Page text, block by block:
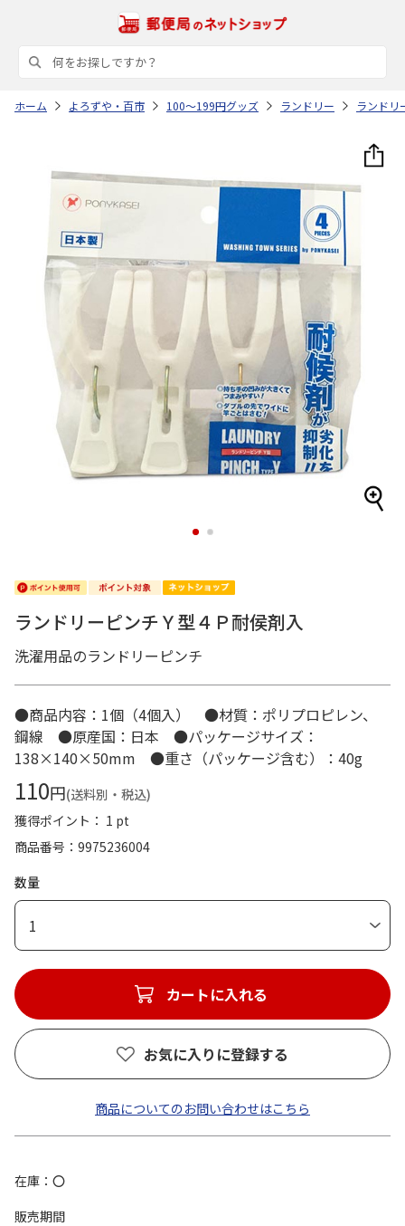
ホーム よろずや・百市 100～199円グッズ ランドリー ランドリ
1 2
ランドリーピンチＹ型４Ｐ耐侯剤入
洗濯用品のランドリーピンチ
●商品内容：1個（4個入） ●材質：ポリプロピレン、
鋼線 ●原産国：日本 ●パッケージサイズ：
138×140×50mm ●重さ（パッケージ含む）：40g
110円(送料別・税込)
獲得ポイント： 1 pt
商品番号
9975236004
数量
1
カートに入れる
お気に入りに登録する
商品についてのお問い合わせはこちら
在庫
〇
販売期間